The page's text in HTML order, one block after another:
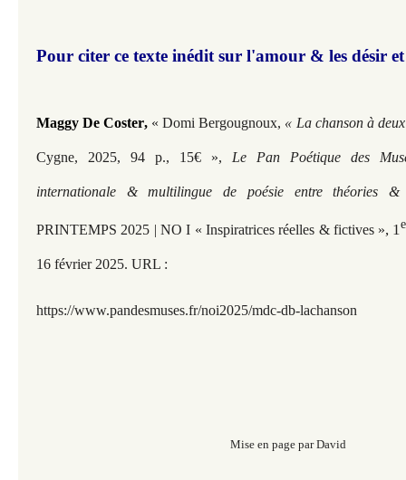
Pour citer ce texte inédit sur l'amour & les désir
Maggy De Coster, «Domi Bergougnoux, « La chanson à
Cygne, 2025, 94 p., 15€ », Le Pan Poétique des
internationale & multilingue de poésie entre théories
PRINTEMPS 2025 | NO I « Inspiratrices réelles & fictives », 1
16 février 2025. URL :
https://www.pandesmuses.fr/noi2025/mdc-db-lachanson
Mise en page par David